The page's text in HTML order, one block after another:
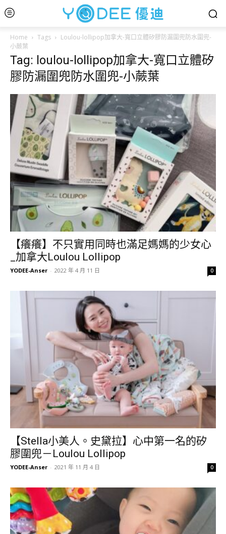
Home Tags
Loulou-lollipop加拿大-寬口立體矽膠防漏圍兜防水圍兜-
小蕨葉
Tag: loulou-lollipop加拿大-寬口立體矽
膠防漏圍兜防水圍兜-小蕨葉
【癢癢】不只實用同時也滿足媽媽的少女心
_加拿大Loulou Lollipop
YODEE-Anser - 2022 年 4 月 11 日 0
【Stella小美人。史黛拉】心中第一名的矽
膠圍兜－Loulou Lollipop
YODEE-Anser - 2021 年 11 月 4 日 0